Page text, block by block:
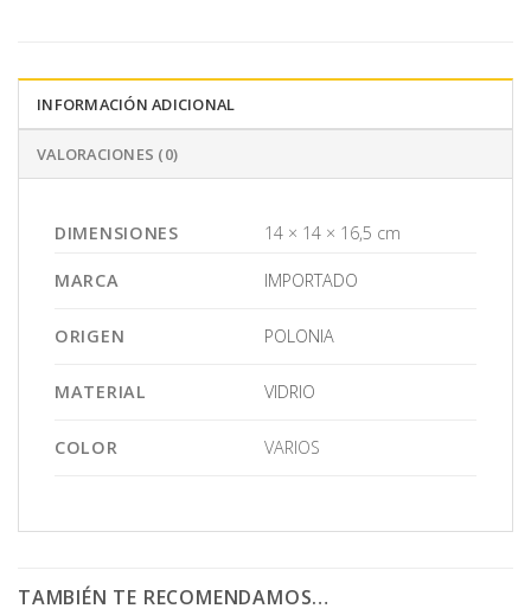
INFORMACIÓN ADICIONAL
VALORACIONES (0)
DIMENSIONES 14 × 14 × 16,5 cm
MARCA IMPORTADO
ORIGEN POLONIA
MATERIAL VIDRIO
COLOR VARIOS
TAMBIÉN TE RECOMENDAMOS…